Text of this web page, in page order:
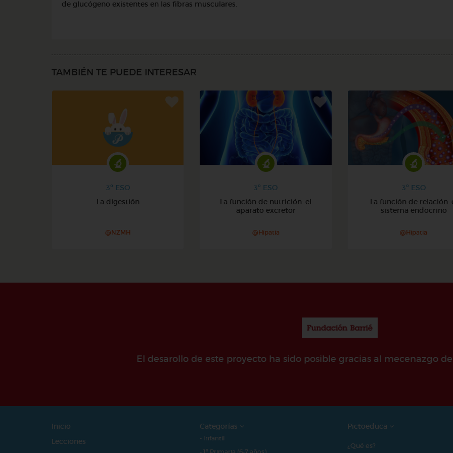
de glucógeno existentes en las fibras musculares.
TAMBIÉN TE PUEDE INTERESAR
3º ESO
La digestión
@NZMH
3º ESO
La función de nutrición: el
aparato excretor
@Hipatia
3º ESO
La función de relación:
sistema endocrino
@Hipatia
El desarollo de este proyecto ha sido posible gracias al mecenazgo
Inicio
Lecciones
Categorías
- Infantil
Pictoeduca
¿Qué es?